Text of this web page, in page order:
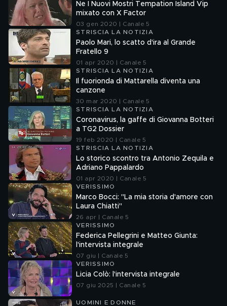
Ne I Nuovi Mostri Tempation Island Vip
mixato con X Factor
03 gen 2020 | Canale 5
STRISCIA LA NOTIZIA
Paolo Mari, lo scatto d'ira al Grande
Fratello 9
01 apr 2020 | Canale 5
STRISCIA LA NOTIZIA
Il fuorionda di Mattarella diventa una
canzone
30 mar 2020 | Canale 5
STRISCIA LA NOTIZIA
Coronavirus, la gaffe di Giovanna Botteri
a TG2 Dossier
19 feb 2020 | Canale 5
STRISCIA LA NOTIZIA
Lo storico scontro tra Antonio Zequila e
Adriano Pappalardo
01 apr 2020 | Canale 5
VERISSIMO
Marco Bocci: "La mia storia d'amore con
Laura Chiatti"
26 apr | Canale 5
VERISSIMO
Federica Pellegrini e Matteo Giunta:
l'intervista integrale
07 giu | Canale 5
VERISSIMO
Licia Colò: l'intervista integrale
07 giu 2025 | Canale 5
UOMINI E DONNE